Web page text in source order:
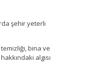
şehir yeterli
bina ve
algısı